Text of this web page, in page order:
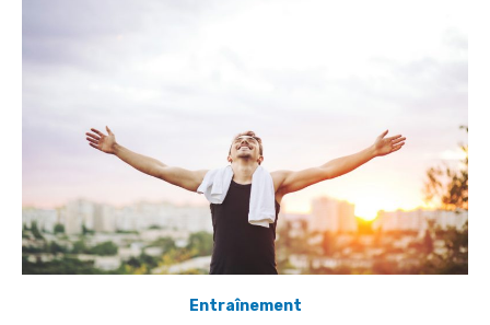
Entraînement